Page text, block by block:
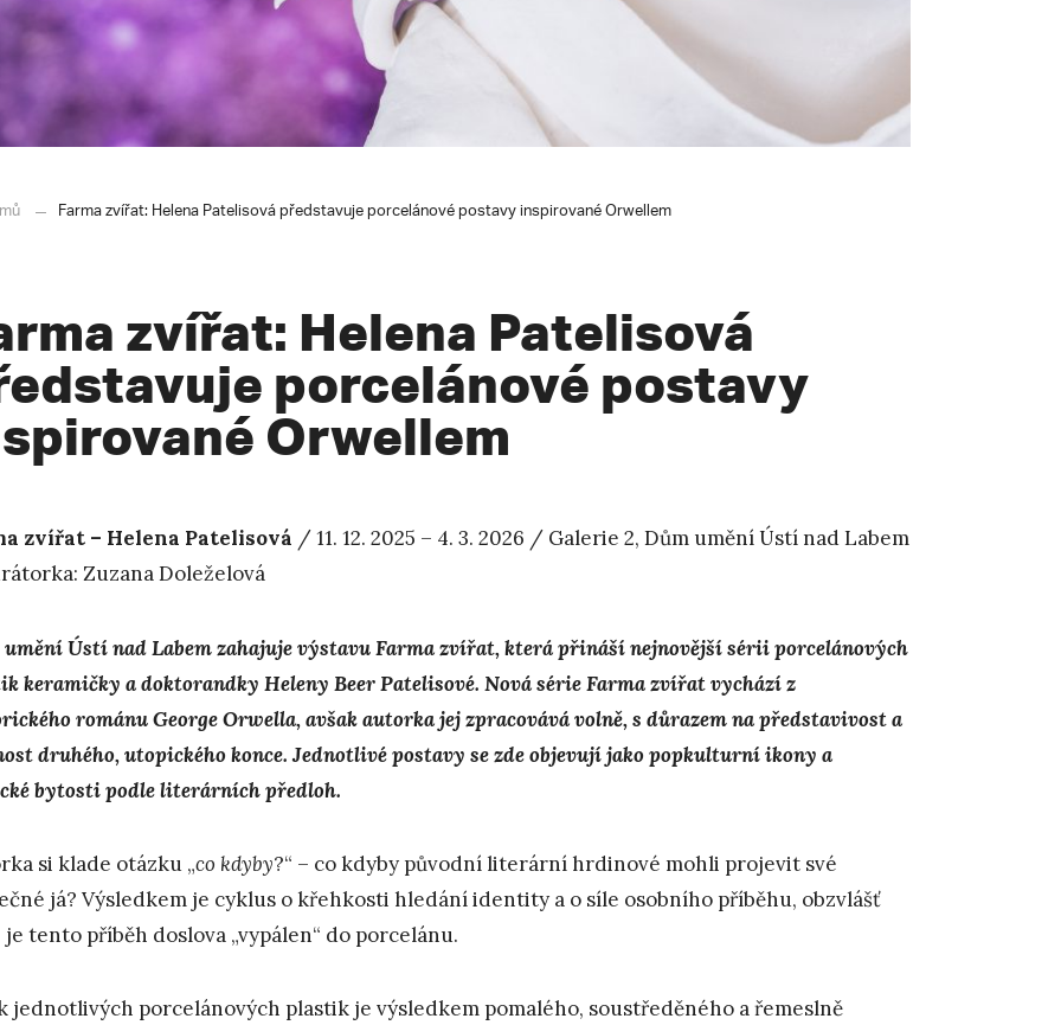
Farma zvířat: Helena Patelisová představuje porcelánové postavy inspirované Orwellem
zvířat: Helena Patelisová
porcelánové postavy
Orwellem
zvířat – Helena Patelisová / 11. 12. 2025 – 4. 3. 2026 / Galerie 2, Dům umění Ústí nad Labem
Zuzana Doleželová
Ústí nad Labem zahajuje výstavu Farma zvířat, která přináší nejnovější sérii porcelánových
keramičky a doktorandky Heleny Beer Patelisové. Nová série Farma zvířat vychází z
románu George Orwella, avšak autorka jej zpracovává volně, s důrazem na představivost a
druhého, utopického konce. Jednotlivé postavy se zde objevují jako popkulturní ikony a
bytosti podle literárních předloh.
si klade otázku „co kdyby?“ – co kdyby původní literární hrdinové mohli projevit své
já? Výsledkem je cyklus o křehkosti hledání identity a o síle osobního příběhu, obzvlášť
tento příběh doslova „vypálen“ do porcelánu.
jednotlivých porcelánových plastik je výsledkem pomalého, soustředěného a řemeslně